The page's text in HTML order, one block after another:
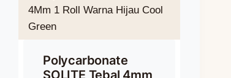
Polycarbonate
SOLITE Tebal 4mm